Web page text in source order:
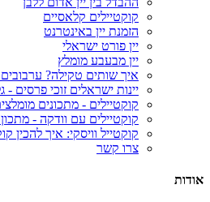
קוקטיילים קלאסיים
הזמנת יין באינטרנט
יין פורט ישראלי
יין מבעבע מומלץ
איך שותים טקילה?
יינות ישראלים זוכי פרסים
קוקטיילים - מתכונים
קוקטיילים עם וודקה -
קוקטייל וויסקי: איך להכין
צרו קשר
אודות